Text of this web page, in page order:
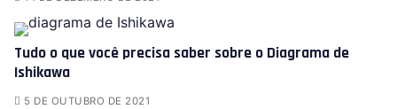
Tudo o que você precisa saber sobre o Diagrama de
Ishikawa
5 DE OUTUBRO DE 2021